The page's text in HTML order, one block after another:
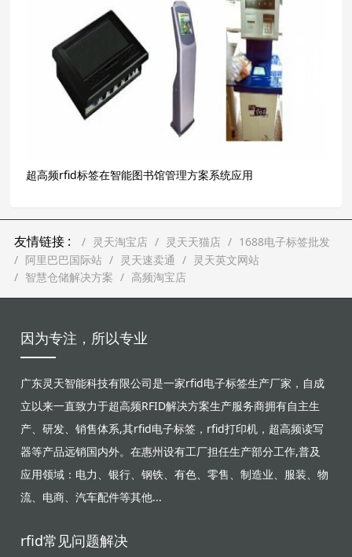
超高频rfid标签在智能图书馆管理方案系统应用
友情链接 : 灵天淘宝店 灵天天猫店
1688电子标签批发
阿里巴巴国际站
灵天速卖通
灵天英文网站
智慧仓储解决方案
高频淘宝店
因为专注，所以专业
广东灵天智能科技有限公司是一家rfid电子标签生产厂家，自成
立以来一直致力于超高频RFID解决方案生产服务商拥有自主生
产、研发、销售体系,其rfid电子标签，rfid打印机，超高频读写
器等产品远销国内外。在惠州设有工厂担任生产部分工作,普及
应用领域：电力、银行、钢铁、有色、零售、制造业、服装、物
流、电商、汽车配件等其他...
rfid常见问题解决